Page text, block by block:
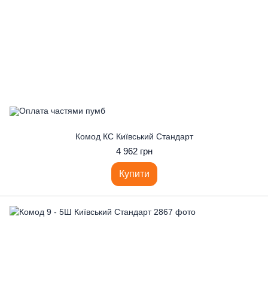
Комод КС Київський Стандарт
4 962 грн
Купити